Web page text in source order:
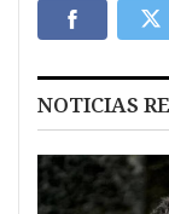
NOTICIAS